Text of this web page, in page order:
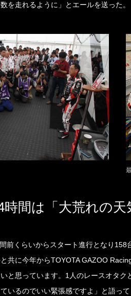
を走れるように」とエールを送った。
時間は「大荒れの
前くらいからスタート進行となり
共に今年からTOYOTA GAZOO
と思っています。1人のレースオタ
いるのでいい緊張感ですよ」と語って